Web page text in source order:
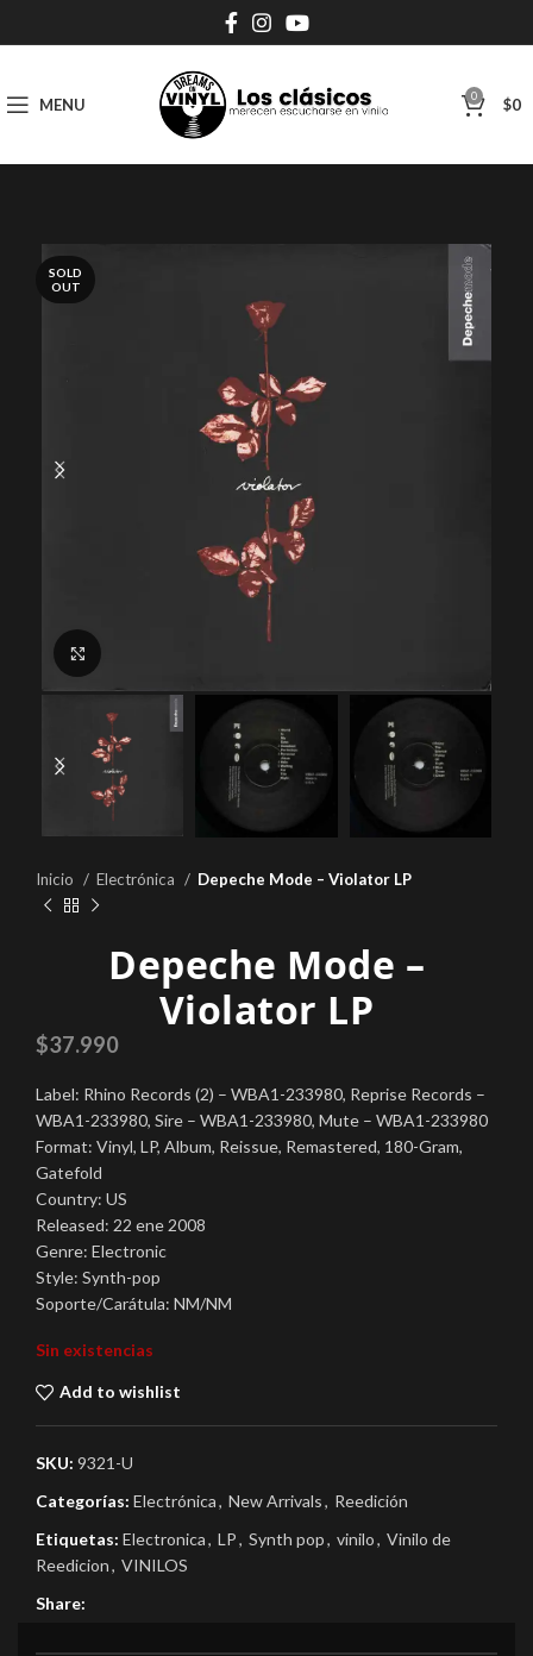
MENU 0 $0
SOLD
OUT
Inicio Electrónica Depeche Mode – Violator LP
Depeche Mode –
Violator LP
$37.990
Label: Rhino Records (2) – WBA1-233980, Reprise Records –
WBA1-233980, Sire – WBA1-233980, Mute – WBA1-233980
Format: Vinyl, LP, Album, Reissue, Remastered, 180-Gram,
Gatefold
Country: US
Released: 22 ene 2008
Genre: Electronic
Style: Synth-pop
Soporte/Carátula: NM/NM
Sin existencias
Add to wishlist
SKU: 9321-U
Categorías: Electrónica, New Arrivals, Reedición
Etiquetas: Electronica, LP, Synth pop, vinilo, Vinilo de
Reedicion, VINILOS
Share: